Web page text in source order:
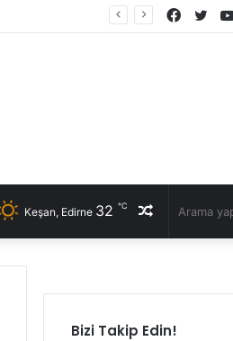
Rastgele
Keşan, Edirne 32 ℃
Bizi Takip Edin!